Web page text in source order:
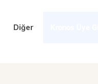
Diğer